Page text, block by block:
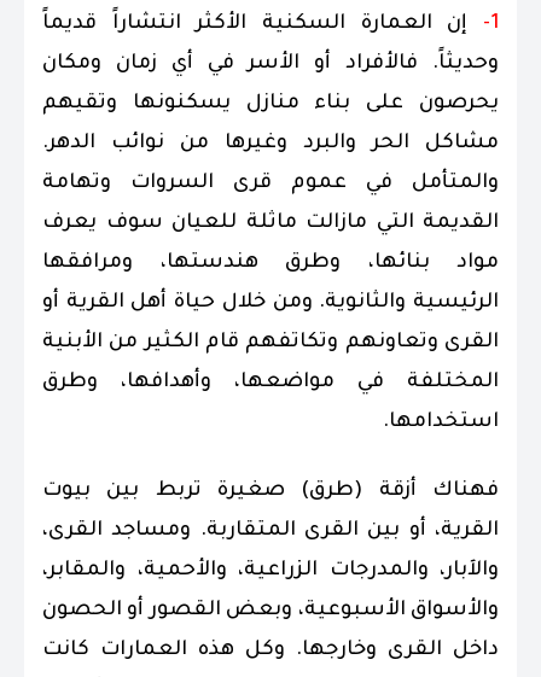
1-
إن العمارة السكنية الأكثر انتشاراً قديماً
وحديثاً. فالأفراد أو الأسر في أي زمان ومكان
يحرصون على بناء منازل يسكنونها وتقيهم
مشاكل الحر والبرد وغيرها من نوائب الدهر.
والمتأمل في عموم قرى السروات وتهامة
القديمة التي مازالت ماثلة للعيان سوف يعرف
مواد بنائها، وطرق هندستها، ومرافقها
الرئيسية والثانوية. ومن خلال حياة أهل القرية أو
القرى وتعاونهم وتكاتفهم قام الكثير من الأبنية
المختلفة في مواضعها، وأهدافها، وطرق
استخدامها.
فهناك أزقة (طرق) صغيرة تربط بين بيوت
القرية، أو بين القرى المتقاربة. ومساجد القرى،
والآبار، والمدرجات الزراعية، والأحمية، والمقابر،
والأسواق الأسبوعية، وبعض القصور أو الحصون
داخل القرى وخارجها. وكل هذه العمارات كانت